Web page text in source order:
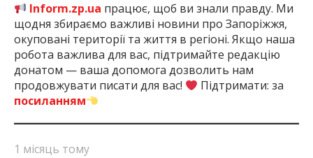
Inform.zp.ua працює, щоб ви знали правду. Ми
щодня збираємо важливі новини про Запоріжжя,
окуповані території та життя в регіоні. Якщо наша
робота важлива для вас, підтримайте редакцію
донатом — ваша допомога дозволить нам
продовжувати писати для вас!
Підтримати: за
посиланням
1 місяць тому